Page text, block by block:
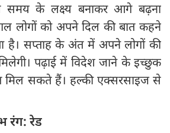
समय के लक्ष्य बनाकर आगे बढ़ना
लोगों को अपने दिल की बात कहने
है। सप्ताह के अंत में अपने लोगों की
पढ़ाई में विदेश जाने के इच्छुक
मिल सकते हैं। हल्की एक्सरसाइज से
रेड